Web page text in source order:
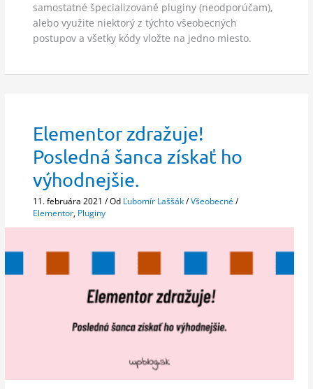
samostatné špecializované pluginy (neodporúčam),
alebo využite niektorý z týchto všeobecných
postupov a všetky kódy vložte na jedno miesto.
Elementor zdražuje!
Posledná šanca získať ho
výhodnejšie.
11. februára 2021/ Od Ľubomír Laššák/Všeobecné/
Elementor Pluginy